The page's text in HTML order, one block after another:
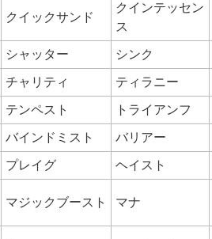
クイックサンド
クインテッセン
ス
シャッター シンク
チャリティ ティラニー
テンペスト トライアンフ
バインドミスト バリアー
プレイグ ヘイスト
マジックブースト マナ